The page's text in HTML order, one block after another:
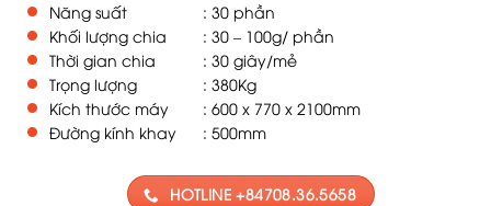
Năng suất
: 30 phần
Khối lượng chia
: 30 – 100g/ phần
Thời gian chia
: 30 giây/mẻ
Trọng lượng
: 380Kg
Kích thước máy
: 600 x 770 x 2100mm
Đường kính khay
: 500mm
HOTLINE +84708.36.5658